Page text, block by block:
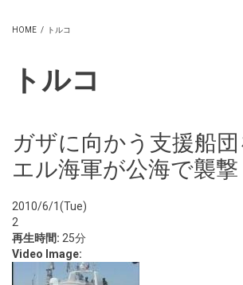
HOME / トルコ
トルコ
ガザに向かう支援船
エル海軍が公海で襲撃
2010/6/1(Tue)
2
再生時間: 25分
Video Image: